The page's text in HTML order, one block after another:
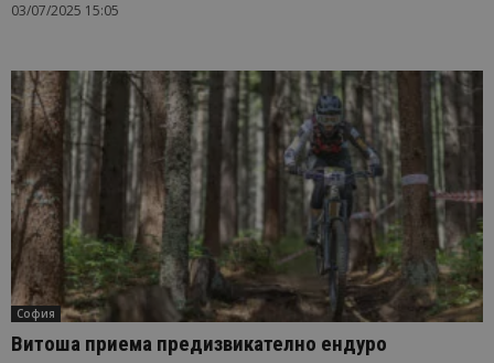
03/07/2025 15:05
София
Витоша приема предизвикателно ендуро